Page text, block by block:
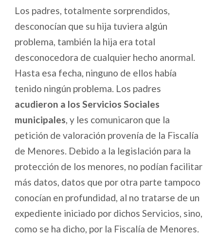
Los padres, totalmente sorprendidos,
desconocían que su hija tuviera algún
problema, también la hija era total
desconocedora de cualquier hecho anormal.
Hasta esa fecha, ninguno de ellos había
tenido ningún problema. Los padres
acudieron a los Servicios Sociales
municipales , y les comunicaron que la
petición de valoración provenía de la Fiscalía
de Menores. Debido a la legislación para la
protección de los menores, no podían facilitar
más datos, datos que por otra parte tampoco
conocían en profundidad, al no tratarse de un
expediente iniciado por dichos Servicios, sino,
como se ha dicho, por la Fiscalía de Menores.